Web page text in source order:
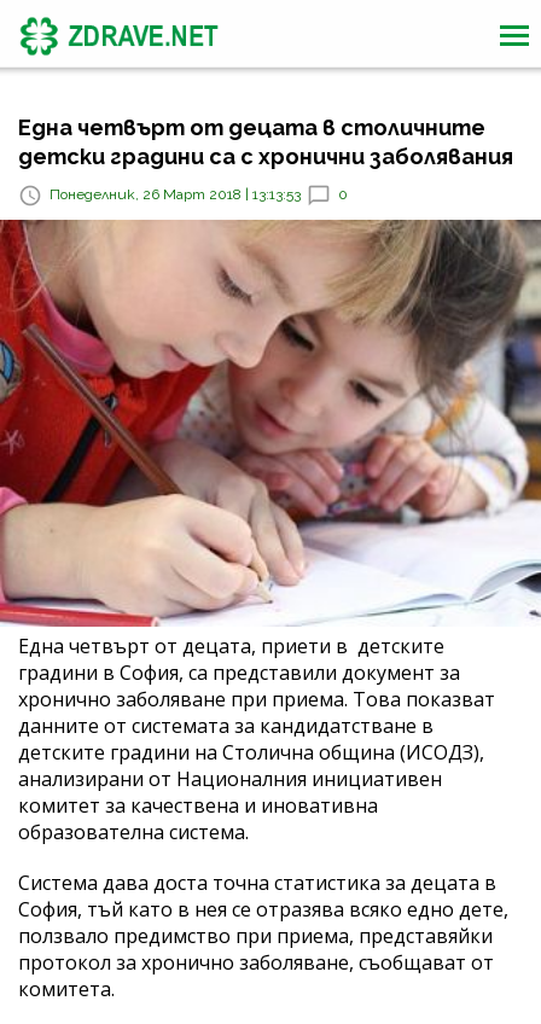
Една четвърт от децата в столичните
детски градини са с хронични заболявания
Понеделник, 26 Март 2018 | 13:13:53 0
Една четвърт от децата, приети в детските
градини в София, са представили документ за
хронично заболяване при приема. Това показват
данните от системата за кандидатстване в
детските градини на Столична община (ИСОДЗ),
анализирани от Националния инициативен
комитет за качествена и иновативна
образователна система.
Система дава доста точна статистика за децата в
София, тъй като в нея се отразява всяко едно дете,
ползвало предимство при приема, представяйки
протокол за хронично заболяване, съобщават от
комитета.